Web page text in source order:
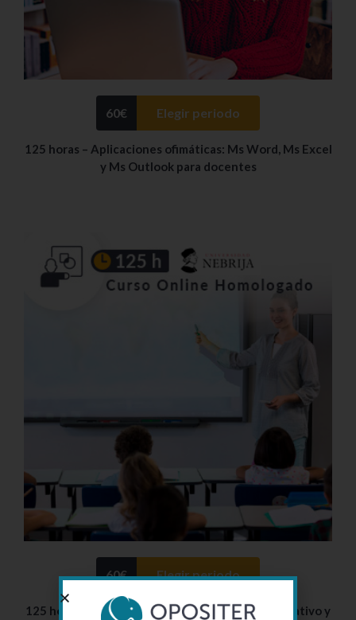
60€ Elegir periodo
125 horas – Aplicaciones ofimáticas: Ms Word, Ms Excel
y Ms Outlook para docentes
60€ Elegir periodo
125 horas – La Pizarra Digital como recurso educativo y